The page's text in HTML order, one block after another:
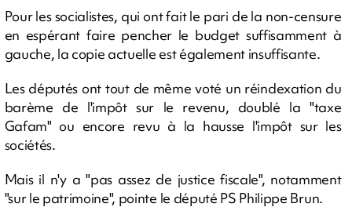
Pour les socialistes, qui ont fait le pari de la non-censure
en espérant faire pencher le budget suffisamment à
gauche, la copie actuelle est également insuffisante.
Les députés ont tout de même voté un réindexation du
barème de l'impôt sur le revenu, doublé la "taxe
Gafam" ou encore revu à la hausse l'impôt sur les
sociétés.
Mais il n'y a "pas assez de justice fiscale", notamment
"sur le patrimoine", pointe le député PS Philippe Brun.